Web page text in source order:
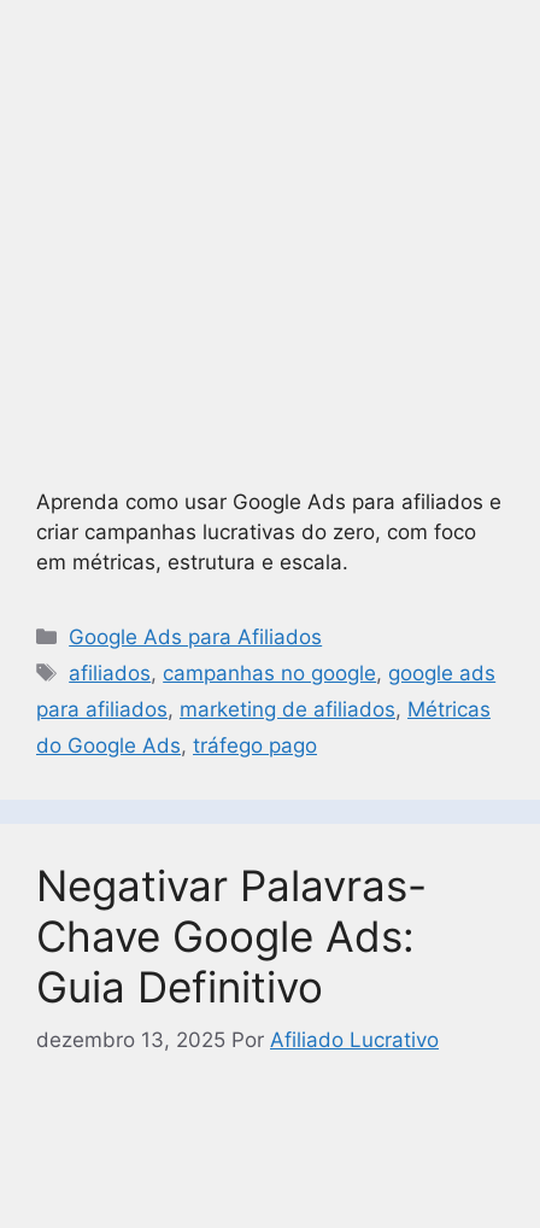
Aprenda como usar Google Ads para afiliados e
criar campanhas lucrativas do zero, com foco
em métricas, estrutura e escala.
Google Ads para Afiliados
afiliados, campanhas no google, google ads
para afiliados, marketing de afiliados, Métricas
do Google Ads, tráfego pago
Negativar Palavras-
Chave Google Ads:
Guia Definitivo
dezembro 13, 2025 Por Afiliado Lucrativo